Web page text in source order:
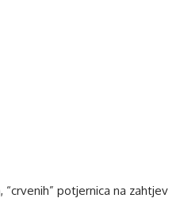
potjernica na zahtjev